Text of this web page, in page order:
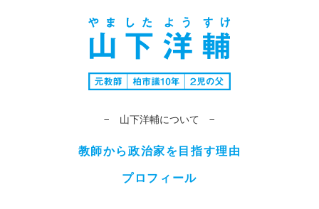
− 山下洋輔について −
教師から政治家を目指す理由
プロフィール